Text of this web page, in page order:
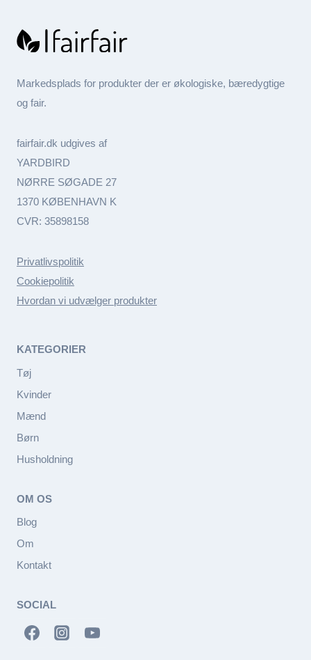
Markedsplads for produkter der er økologiske, bæredygtige
og fair.
fairfair.dk udgives af
YARDBIRD
NØRRE SØGADE 27
1370 KØBENHAVN K
CVR: 35898158
Privatlivspolitik
Cookiepolitik
Hvordan vi udvælger produkter
KATEGORIER
Tøj
Kvinder
Mænd
Børn
Husholdning
OM OS
Blog
Om
Kontakt
SOCIAL